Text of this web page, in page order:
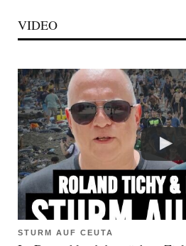
VIDEO
STURM AUF CEUTA